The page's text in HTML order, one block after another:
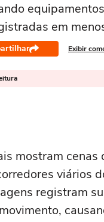
em
Exibir
mostram
viários
registram